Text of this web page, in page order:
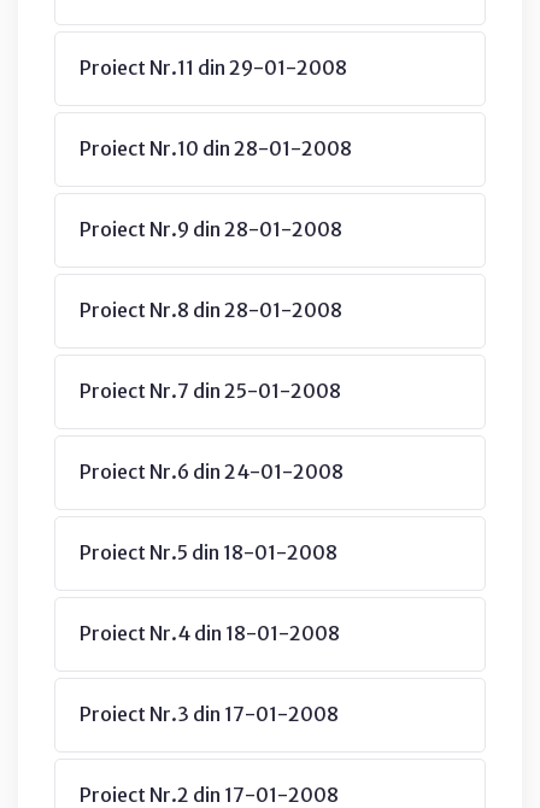
Proiect Nr.11 din 29-01-2008
Proiect Nr.10 din 28-01-2008
Proiect Nr.9 din 28-01-2008
Proiect Nr.8 din 28-01-2008
Proiect Nr.7 din 25-01-2008
Proiect Nr.6 din 24-01-2008
Proiect Nr.5 din 18-01-2008
Proiect Nr.4 din 18-01-2008
Proiect Nr.3 din 17-01-2008
Proiect Nr.2 din 17-01-2008